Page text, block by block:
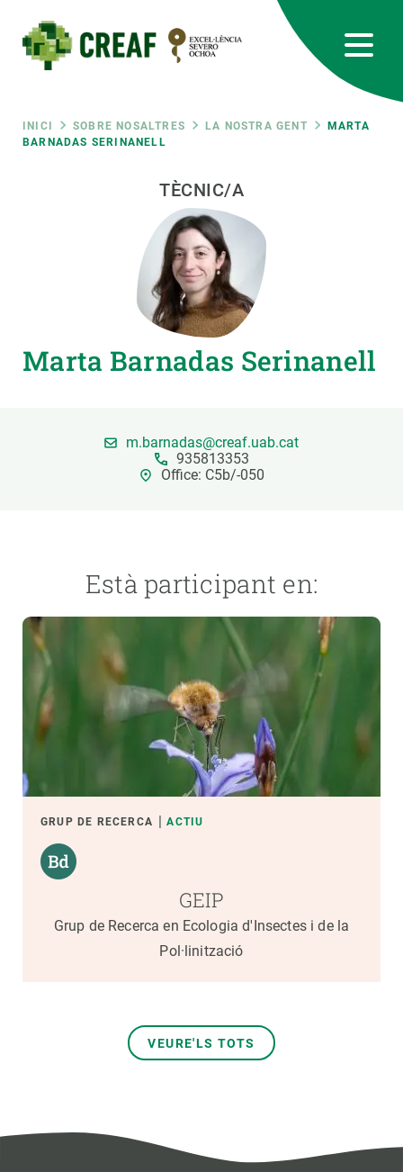
contingut
Fil
d'ariadna
INICI SOBRE NOSALTRES LA NOSTRA GENT
MARTA
BARNADAS SERINANELL
TÈCNIC/A
Marta Barnadas Serinanell
m.barnadas@creaf.uab.cat
935813353
Office: C5b/-050
Està participant en:
GRUP DE RECERCA ACTIU
GEIP
Grup de Recerca en Ecologia d'Insectes i de la
Pol·linització
VEURE'LS TOTS
RRSS
Featured
responsive
Responsive
CIÈNCIA EN ACCIÓ